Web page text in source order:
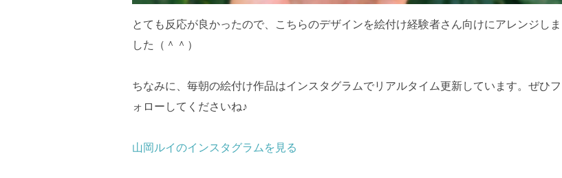
とても反応が良かったので、こちらのデザインを絵付け経験者さん向けにアレンジしま
した（＾＾）
ちなみに、毎朝の絵付け作品はインスタグラムでリアルタイム更新しています。ぜひフ
ォローしてくださいね♪
山岡ルイのインスタグラムを見る